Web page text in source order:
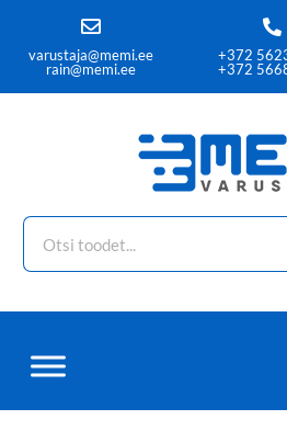
varustaja@memi.ee
rain@memi.ee
+372
+372